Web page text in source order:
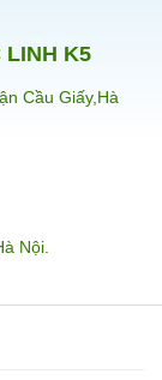
LINH K5
Cầu Giấy,Hà
Nội.